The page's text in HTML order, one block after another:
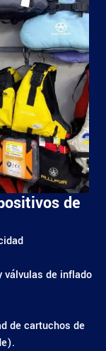
de
de inflado
de cartuchos de